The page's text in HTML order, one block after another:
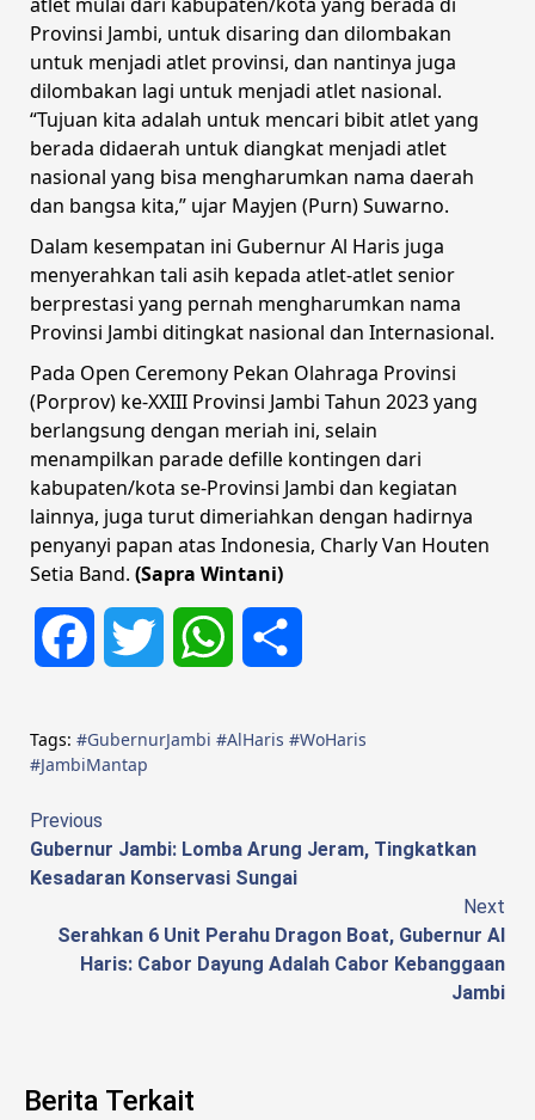
Provinsi Jambi, untuk disaring dan dilombakan
untuk menjadi atlet provinsi, dan nantinya juga
dilombakan lagi untuk menjadi atlet nasional.
“Tujuan kita adalah untuk mencari bibit atlet yang
berada didaerah untuk diangkat menjadi atlet
nasional yang bisa mengharumkan nama daerah
dan bangsa kita,” ujar Mayjen (Purn) Suwarno.
Dalam kesempatan ini Gubernur Al Haris juga
menyerahkan tali asih kepada atlet-atlet senior
berprestasi yang pernah mengharumkan nama
Provinsi Jambi ditingkat nasional dan Internasional.
Pada Open Ceremony Pekan Olahraga Provinsi
(Porprov) ke-XXIII Provinsi Jambi Tahun 2023 yang
berlangsung dengan meriah ini, selain
menampilkan parade defille kontingen dari
kabupaten/kota se-Provinsi Jambi dan kegiatan
lainnya, juga turut dimeriahkan dengan hadirnya
penyanyi papan atas Indonesia, Charly Van Houten
Setia Band. (Sapra Wintani)
Facebook Twitter WhatsApp
Tags: #GubernurJambi #AlHaris #WoHaris
#JambiMantap
Continue
Reading
Previous
Gubernur Jambi: Lomba Arung Jeram, Tingkatkan
Kesadaran Konservasi Sungai
Next
Serahkan 6 Unit Perahu Dragon Boat, Gubernur Al
Haris: Cabor Dayung Adalah Cabor Kebanggaan
Jambi
Berita Terkait